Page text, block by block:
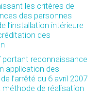
les critères de
des personnes
l’installation intérieure
des
reconnaissance
application des
l’arrêté du 6 avril 2007
de réalisation